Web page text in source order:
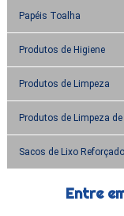
Papéis Toalha
Produtos de Higiene
Produtos de Limpeza
Produtos de Limpeza
Sacos de Lixo Reforçado
Entre